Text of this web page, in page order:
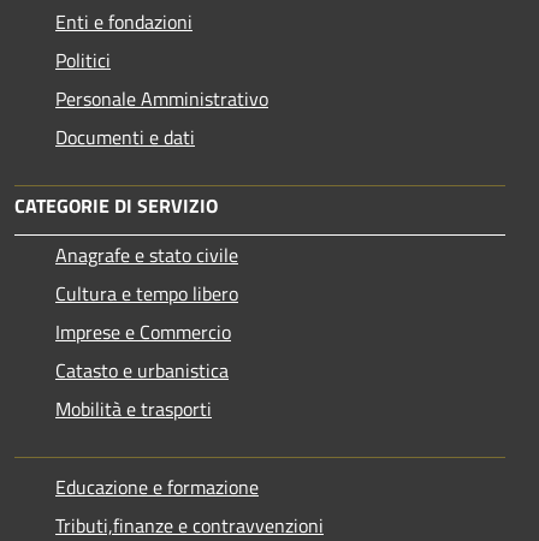
Enti e fondazioni
Politici
Personale Amministrativo
Documenti e dati
CATEGORIE DI SERVIZIO
Anagrafe e stato civile
Cultura e tempo libero
Imprese e Commercio
Catasto e urbanistica
Mobilità e trasporti
Educazione e formazione
Tributi,finanze e contravvenzioni